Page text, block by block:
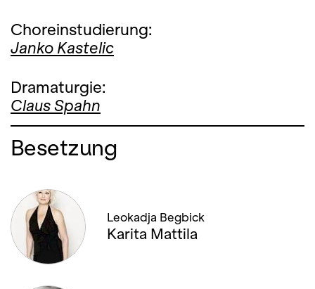
Choreinstudierung:
Janko Kastelic
Dramaturgie:
Claus Spahn
Besetzung
Leokadja Begbick
Karita Mattila